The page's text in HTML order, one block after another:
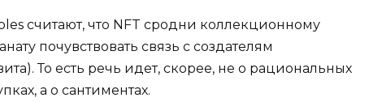
считают, что NFT сродни коллекционному
почувствовать связь с создателям
То есть речь идет, скорее, не о рациональных
а о сантиментах.